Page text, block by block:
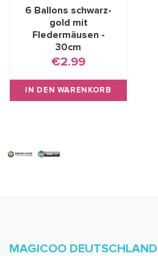
6 Ballons schwarz-
gold mit
Fledermäusen -
30cm
€2.99
IN DEN WARENKORB
MAGICOO DEUTSCHLAND